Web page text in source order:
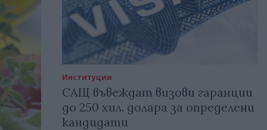
Институции
САЩ въвеждат визови гаранции
до 250 хил. долара за определени
кандидати